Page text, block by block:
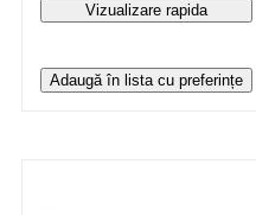
Vizualizare rapida
Adaugă în lista cu preferințe